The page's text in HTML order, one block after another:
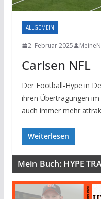
ALLGEMEIN
2. Februar 2025
Carlsen NFL
Der Football-Hype in
ihren Übertragungen
auch immer mehr
Weiterlesen
Mein Buch: HYPE